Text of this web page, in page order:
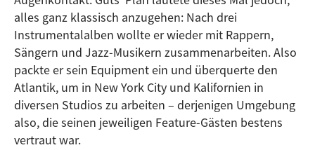
alles ganz klassisch anzugehen: Nach drei
Instrumentalalben wollte er wieder mit Rappern,
Sängern und Jazz-Musikern zusammenarbeiten. Also
packte er sein Equipment ein und überquerte den
Atlantik, um in New York City und Kalifornien in
diversen Studios zu arbeiten – derjenigen Umgebung
also, die seinen jeweiligen Feature-Gästen bestens
vertraut war.